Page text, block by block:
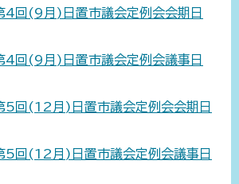
回(9月)日置市議会定例会会期日
回(9月)日置市議会定例会議事日
回(12月)日置市議会定例会会期日
回(12月)日置市議会定例会議事日